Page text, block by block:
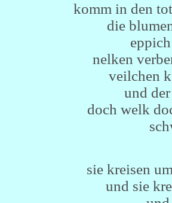
komm in den
die
nelken
veilchen
und
doch welk
sie kreisen
und sie